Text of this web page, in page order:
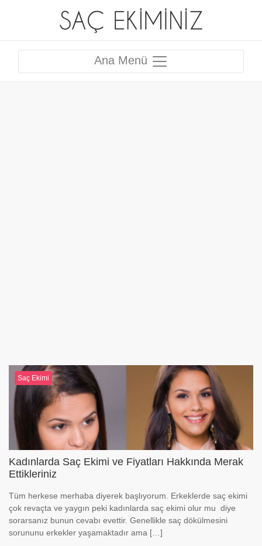
Ana Menü
Saç Ekimi
Kadınlarda Saç Ekimi ve Fiyatları Hakkında Merak
Ettikleriniz
Tüm herkese merhaba diyerek başlıyorum. Erkeklerde saç ekimi
çok revaçta ve yaygın peki kadınlarda saç ekimi olur mu diye
sorarsanız bunun cevabı evettir. Genellikle saç dökülmesini
sorununu erkekler yaşamaktadır ama […]